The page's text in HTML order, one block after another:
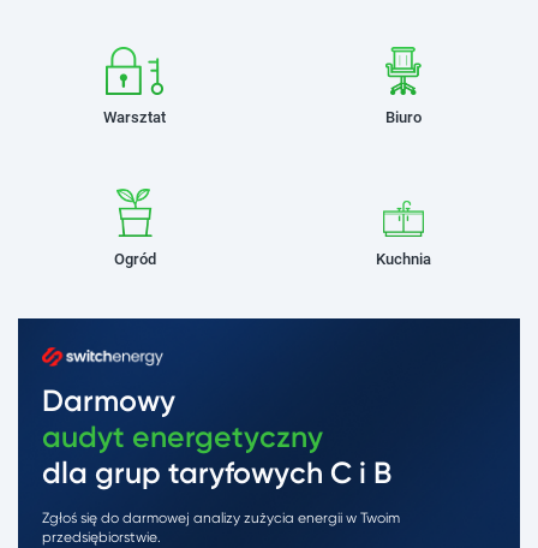
Warsztat Biuro
Ogród Kuchnia
Darmowy
audyt energetyczny
dla grup taryfowych C i B
Zgłoś się do darmowej analizy zużycia energii w Twoim
przedsiębiorstwie.